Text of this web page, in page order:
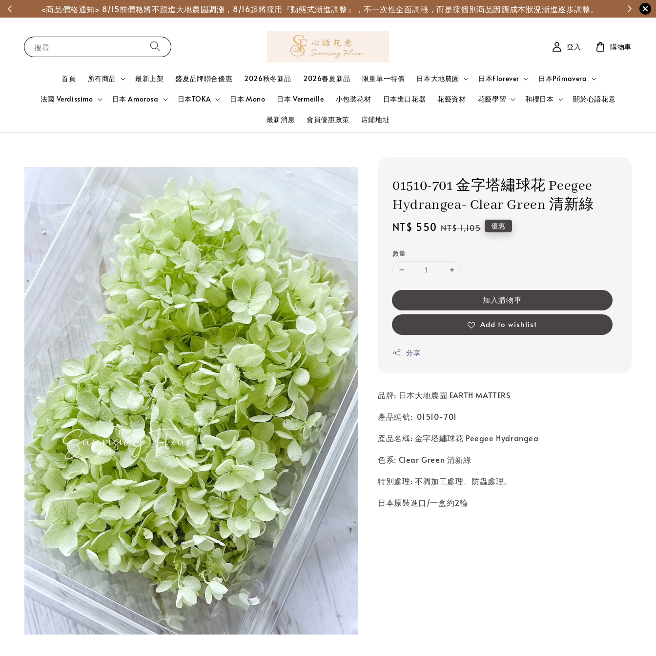
<商品價格通知> 8/15前價格將不跟進大地農園調漲，8/16起將採用『動態式漸進調整』，不一次性全面調漲，而是採個別商品因應成本狀況漸進逐步調整。
搜尋
首頁 所有商品 最新上架 盛夏品牌聯合優惠 2026秋冬新品 2026春夏新品 限量單一特價 日本大地農園 日本Florever 日本Primavera
法國 Verdissimo 日本 Amorosa 日本TOKA 日本 Mono 日本 Vermeille 小包裝花材 日本進口花器 花藝資材 花藝學習 和櫻日本 關於心語花意
最新消息 會員優惠政策 店鋪地址
登入 購物車
01510-701 金字塔繡球花 Peegee
Hydrangea- Clear Green 清新綠
Sale
NT$ 550 Regular
NT$ 1,105 優惠
數量
加入購物車
Add to wishlist
分享
品牌: 日本大地農園 EARTH MATTERS
產品編號: 01510-701
產品名稱: 金字塔繡球花 Peegee Hydrangea
色系: Clear Green 清新綠
特別處理: 不凋加工處理、防蟲處理。
日本原裝進口/一盒約2輪